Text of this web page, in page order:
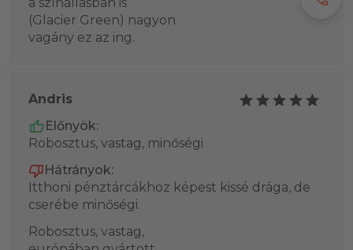
(Glacier Green) nagyon
vagány ez az ing.
Andris
Előnyök:
Robosztus, vastag, minőségi
Hátrányok:
Itthoni pénztárcákhoz képest kissé drága, de
cserébe minőségi.
Robosztus, vastag,